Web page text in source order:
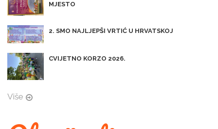
MJESTO
2. SMO NAJLJEPŠI VRTIĆ U HRVATSKOJ
CVIJETNO KORZO 2026.
Više